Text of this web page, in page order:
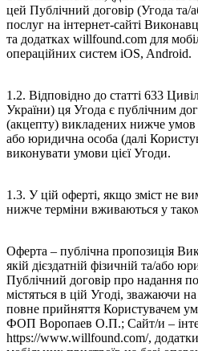
цей Публічний договір (Угода
послуг на інтернет-сайті
та додатках willfound.com для
операційних систем iOS, Android.
1.2. Відповідно до статті 633
України) ця Угода є публічним
(акцепту) викладених нижче умов
або юридична особа (далі
виконувати умови цієї Угоди.
1.3. У цій оферті, якщо зміст не
нижче терміни вживаються у
Оферта – публічна пропозиція
якій дієздатній фізичній та/або
Публічний договір про надання
містяться в цій Угоді, зважаючи
повне прийняття Користувачем
ФОП Воропаев О.П.; Сайт/и –
https://www.willfound.com/,